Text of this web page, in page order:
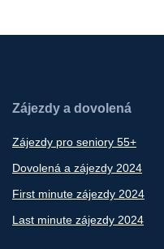
Zájezdy a dovolená
Zájezdy pro seniory 55+
Dovolená a zájezdy 2024
First minute zájezdy 2024
Last minute zájezdy 2024